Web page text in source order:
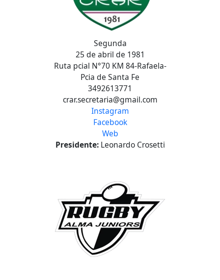
Segunda
25 de abril de 1981
Ruta pcial N°70 KM 84-Rafaela-
Pcia de Santa Fe
3492613771
crar.secretaria@gmail.com
Instagram
Facebook
Web
Presidente: Leonardo Crosetti